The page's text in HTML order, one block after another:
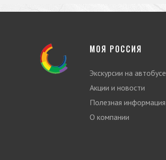
МОЯ РОССИЯ
Экскурсии на автобусе
Акции и новости
Полезная информация
О компании